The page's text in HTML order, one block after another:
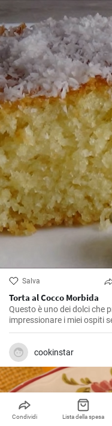
Salva
Torta al Cocco Morbida
Questo è uno dei dolci che
impressionare i miei ospiti
Morbida è un dolce dal
che caterisce agli amanti
bellezza sta nella sua
che è diventato un vero e
sono sicuro che anche tu,
meno.
cookinstar
Condividi Lista della spesa